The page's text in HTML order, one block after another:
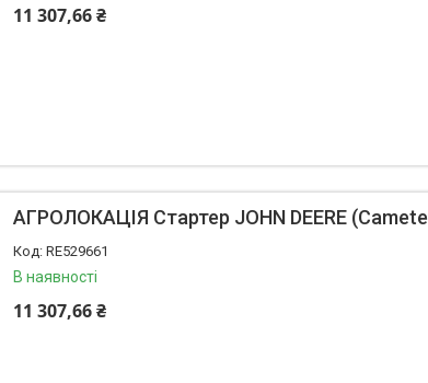
11 307,66 ₴
АГРОЛОКАЦІЯ Стартер JOHN DEERE
RE529661
В наявності
11 307,66 ₴